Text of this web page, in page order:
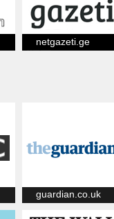
netgazeti.ge
guardian.co.uk